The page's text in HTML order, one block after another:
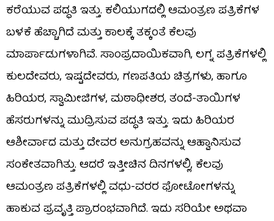
ಕರೆಯುವ ಪದ್ಧತಿ ಇತ್ತು. ಕಲಿಯುಗದಲ್ಲಿ ಆಮಂತ್ರಣ ಪತ್ರಿಕೆಗಳ
ಬಳಕೆ ಹೆಚ್ಚಾಗಿದೆ ಮತ್ತು ಕಾಲಕ್ಕೆ ತಕ್ಕಂತೆ ಕೆಲವು
ಮಾರ್ಪಾಡುಗಳಾಗಿವೆ. ಸಾಂಪ್ರದಾಯಿಕವಾಗಿ, ಲಗ್ನ ಪತ್ರಿಕೆಗಳಲ್ಲಿ
ಕುಲದೇವರು, ಇಷ್ಟದೇವರು, ಗಣಪತಿಯ ಚಿತ್ರಗಳು, ಹಾಗೂ
ಹಿರಿಯರ, ಸ್ವಾಮೀಜಿಗಳ, ಮಠಾಧೀಶರ, ತಂದೆ-ತಾಯಿಗಳ
ಹೆಸರುಗಳನ್ನು ಮುದ್ರಿಸುವ ಪದ್ಧತಿ ಇತ್ತು. ಇದು ಹಿರಿಯರ
ಆಶೀರ್ವಾದ ಮತ್ತು ದೇವರ ಅನುಗ್ರಹವನ್ನು ಆಹ್ವಾನಿಸುವ
ಸಂಕೇತವಾಗಿತ್ತು. ಆದರೆ ಇತ್ತೀಚಿನ ದಿನಗಳಲ್ಲಿ, ಕೆಲವು
ಆಮಂತ್ರಣ ಪತ್ರಿಕೆಗಳಲ್ಲಿ ವಧು-ವರರ ಫೋಟೋಗಳನ್ನು
ಹಾಕುವ ಪ್ರವೃತ್ತಿ ಪ್ರಾರಂಭವಾಗಿದೆ. ಇದು ಸರಿಯೇ ಅಥವಾ